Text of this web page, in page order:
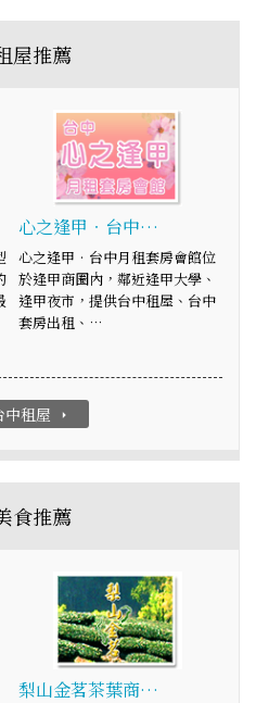
屋推薦
心之逢甲‧台中…
心之逢甲‧台中月租套房會館位
於逢甲商圈內，鄰近逢甲大學、
逢甲夜市，提供台中租屋、台中
套房出租、…
中租屋 arrow_right
食推薦
梨山金茗茶葉商…